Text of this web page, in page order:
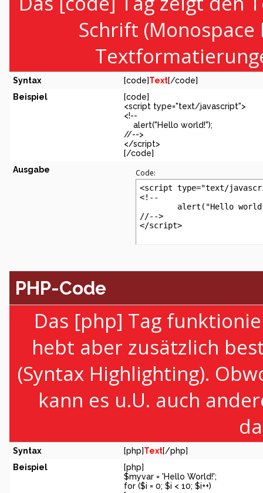
Schrift
Syntax [code]Text[/code]
Beispiel
[code]
<script type="text/javascript">
<!--
alert("Hello world!");
//-->
</script>
[/code]
Ausgabe
Code:
<script type="text/
<!--
//-->
</script>
PHP-Code
Das [php] Tag
hebt aber zusätzlich
(Syntax Highlighting).
kann es u.U. auch
Syntax [php]Text[/php]
Beispiel
[php]
$myvar = 'Hello World!';
for ($i = 0; $i < 10; $i++)